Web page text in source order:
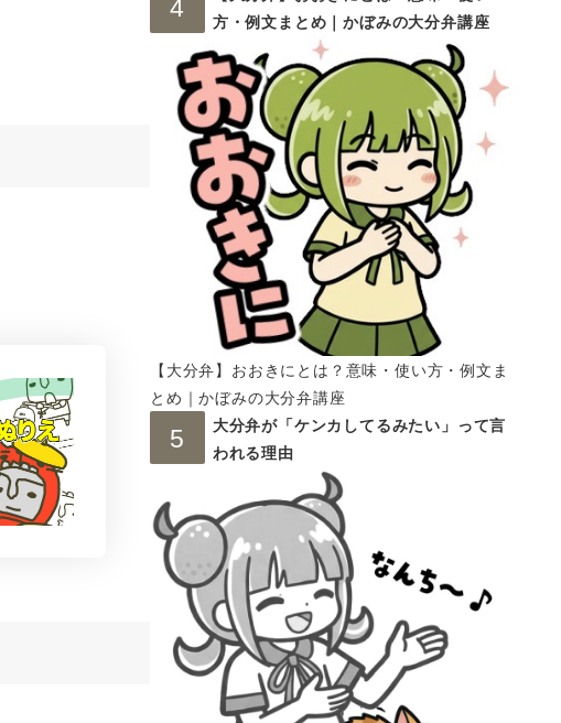
方・例文まとめ｜かぼみの大分弁講座
【大分弁】おおきにとは？意味・使い方・例文ま
とめ｜かぼみの大分弁講座
大分弁が「ケンカしてるみたい」って言
われる理由